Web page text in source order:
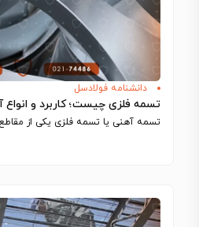
دانشنامه فولادسل
تسمه فلزی چیست؛ کاربرد و انواع